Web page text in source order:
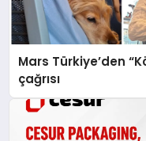
Mars Türkiye’den
çağrısı